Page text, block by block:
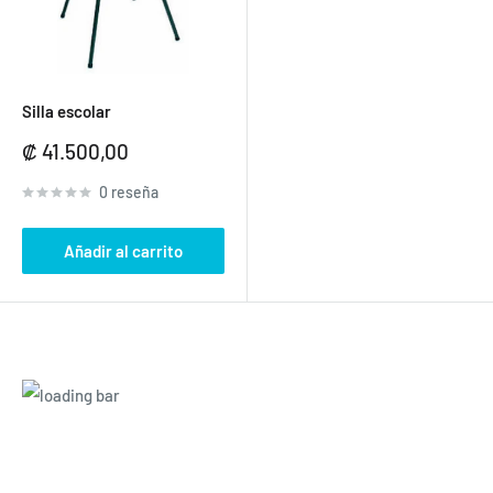
Silla escolar
Precio
venta
₡ 41.500,00
0 reseña
Añadir al carrito